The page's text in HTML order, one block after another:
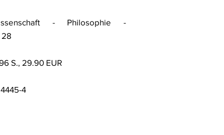
- Philosophie -
28
S., 29.90 EUR
4